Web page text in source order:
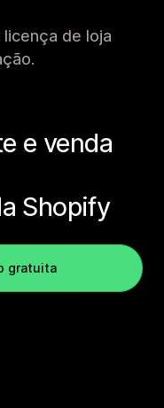
de loja
e venda
Shopify
gratuita